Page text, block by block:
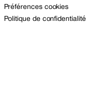
Préférences cookies
Politique de confidentialité